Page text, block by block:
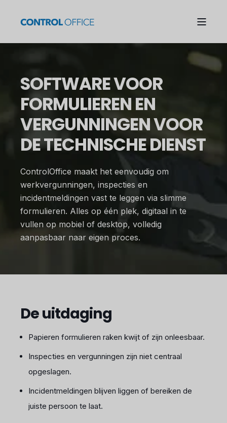
SOFTWARE VOOR
FORMULIEREN EN
VERGUNNINGEN VOOR
DE TECHNISCHE DIENST
ControlOffice maakt het eenvoudig om
werkvergunningen, inspecties en
incidentmeldingen vast te leggen via slimme
formulieren. Alles op één plek, digitaal in te
vullen op mobiel of desktop, volledig
aanpasbaar naar eigen proces.
De uitdaging
Papieren formulieren raken kwijt of zijn onleesbaar.
Inspecties en vergunningen zijn niet centraal
opgeslagen.
Incidentmeldingen blijven liggen of bereiken de
juiste persoon te laat.